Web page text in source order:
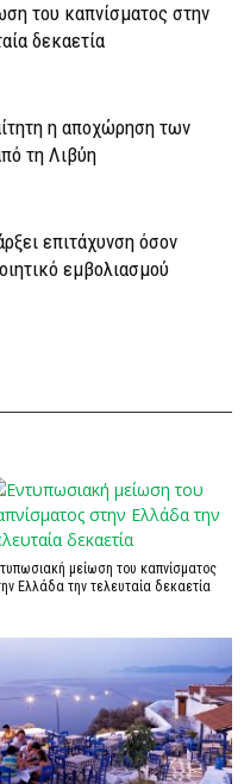
του καπνίσματος στην
δεκαετία
η αποχώρηση των
τη Λιβύη
επιτάχυνση όσον
εμβολιασμού
μείωση του καπνίσματος
Ελλάδα την τελευταία δεκαετία